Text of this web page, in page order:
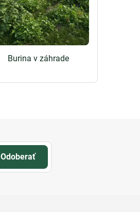
Burina v záhrade
Odoberať